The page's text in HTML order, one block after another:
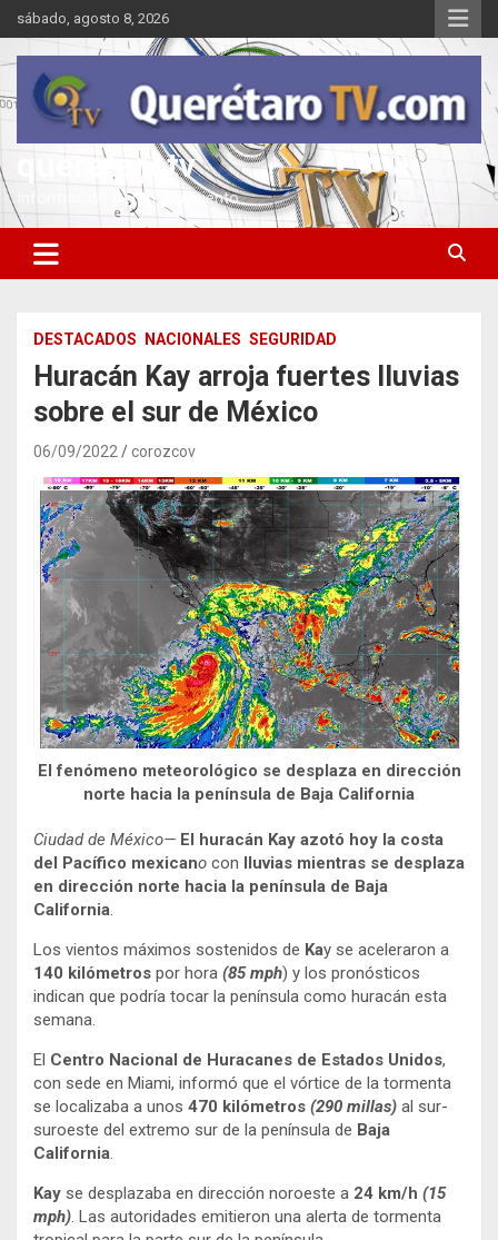
Saltar
al
contenido
sábado, agosto 8, 2026
queretarotv
Información y entretenimiento
DESTACADOS NACIONALES SEGURIDAD
Huracán Kay arroja fuertes lluvias
sobre el sur de México
06/09/2022 corozcov
El fenómeno meteorológico se desplaza en dirección
norte hacia la península de Baja California
Ciudad de México— El huracán Kay azotó hoy la costa
del Pacífico mexicano con lluvias mientras se desplaza
en dirección norte hacia la península de Baja
California.
Los vientos máximos sostenidos de Kay se aceleraron a
140 kilómetros por hora (85 mph) y los pronósticos
indican que podría tocar la península como huracán esta
semana.
El Centro Nacional de Huracanes de Estados Unidos,
con sede en Miami, informó que el vórtice de la tormenta
se localizaba a unos 470 kilómetros (290 millas) al sur-
suroeste del extremo sur de la península de Baja
California.
Kay se desplazaba en dirección noroeste a 24 km/h (15
mph). Las autoridades emitieron una alerta de tormenta